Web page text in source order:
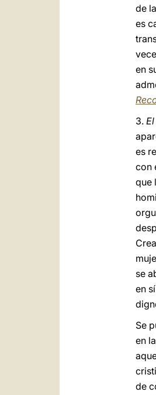
de
es
en
3.
es
con
que
se
en
Se
en
de